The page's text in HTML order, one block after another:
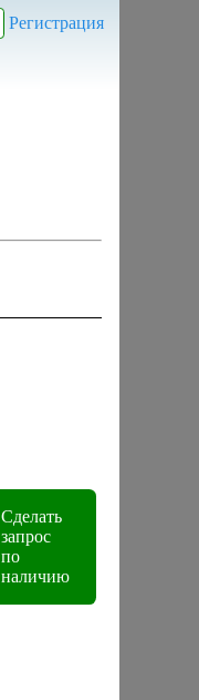
Регистрация
Сделать
запрос
по
наличию